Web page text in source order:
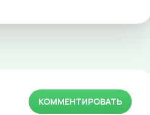
КОММЕНТИРОВАТЬ